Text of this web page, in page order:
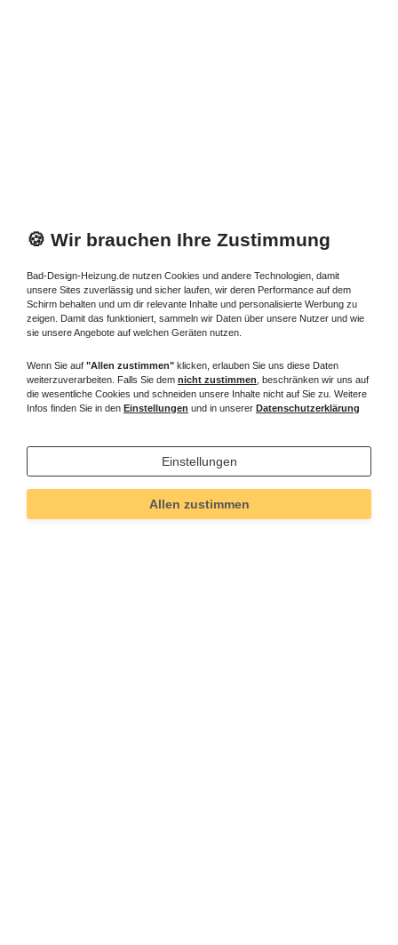
Merkmal
5626
🍪 Wir brauchen Ihre Zustimmung
Bad-Design-Heizung.de nutzen Cookies und andere Technologien, damit
unsere Sites zuverlässig und sicher laufen, wir deren Performance auf dem
Schirm behalten und um dir relevante Inhalte und personalisierte Werbung zu
zeigen. Damit das funktioniert, sammeln wir Daten über unsere Nutzer und wie
sie unsere Angebote auf welchen Geräten nutzen.
Wenn Sie auf "Allen zustimmen" klicken, erlauben Sie uns diese Daten
weiterzuverarbeiten. Falls Sie dem nicht zustimmen , beschränken wir uns auf
die wesentliche Cookies und schneiden unsere Inhalte nicht auf Sie zu. Weitere
Infos finden Sie in den Einstellungen und in unserer Datenschutzerklärung
Einstellungen
Allen zustimmen